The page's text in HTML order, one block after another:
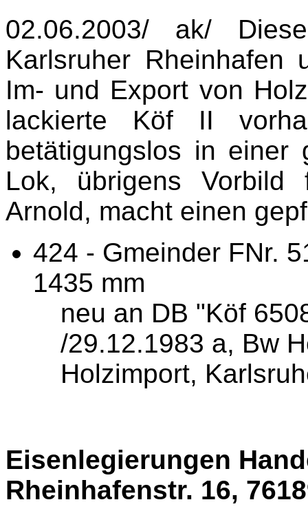
02.06.2003/ ak/
Karlsruher Rheinhafen
Im- und Export von
lackierte Köf II
betätigungslos in einer
Lok, übrigens
Arnold, macht einen
424 - Gmeinder FNr.
1435 mm
neu an DB "Köf
/29.12.1983 a, Bw
Holzimport,
Eisenlegierungen
Rheinhafenstr. 16,